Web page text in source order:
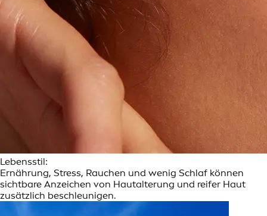
Lebensstil:
Ernährung, Stress, Rauchen und wenig Schlaf können
sichtbare Anzeichen von Hautalterung und reifer Haut
zusätzlich beschleunigen.